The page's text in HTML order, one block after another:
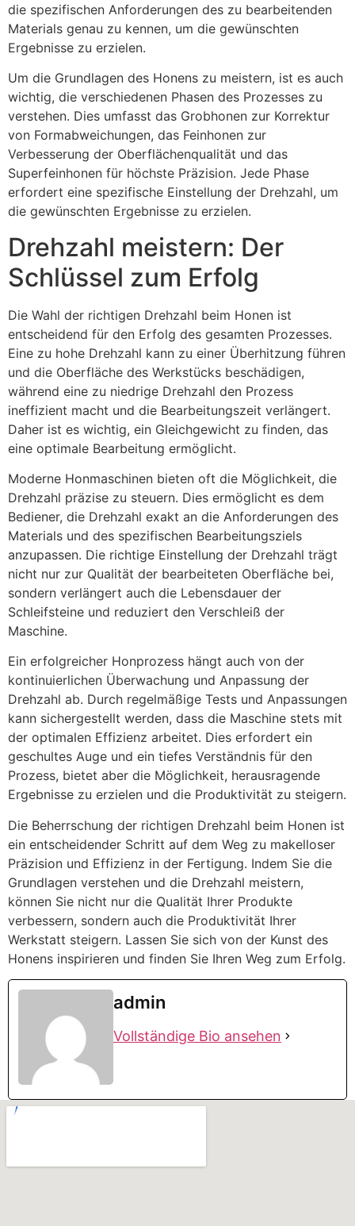
die spezifischen Anforderungen des zu bearbeitenden
Materials genau zu kennen, um die gewünschten
Ergebnisse zu erzielen.
Um die Grundlagen des Honens zu meistern, ist es auch
wichtig, die verschiedenen Phasen des Prozesses zu
verstehen. Dies umfasst das Grobhonen zur Korrektur
von Formabweichungen, das Feinhonen zur
Verbesserung der Oberflächenqualität und das
Superfeinhonen für höchste Präzision. Jede Phase
erfordert eine spezifische Einstellung der Drehzahl, um
die gewünschten Ergebnisse zu erzielen.
Drehzahl meistern: Der
Schlüssel zum Erfolg
Die Wahl der richtigen Drehzahl beim Honen ist
entscheidend für den Erfolg des gesamten Prozesses.
Eine zu hohe Drehzahl kann zu einer Überhitzung führen
und die Oberfläche des Werkstücks beschädigen,
während eine zu niedrige Drehzahl den Prozess
ineffizient macht und die Bearbeitungszeit verlängert.
Daher ist es wichtig, ein Gleichgewicht zu finden, das
eine optimale Bearbeitung ermöglicht.
Moderne Honmaschinen bieten oft die Möglichkeit, die
Drehzahl präzise zu steuern. Dies ermöglicht es dem
Bediener, die Drehzahl exakt an die Anforderungen des
Materials und des spezifischen Bearbeitungsziels
anzupassen. Die richtige Einstellung der Drehzahl trägt
nicht nur zur Qualität der bearbeiteten Oberfläche bei,
sondern verlängert auch die Lebensdauer der
Schleifsteine und reduziert den Verschleiß der
Maschine.
Ein erfolgreicher Honprozess hängt auch von der
kontinuierlichen Überwachung und Anpassung der
Drehzahl ab. Durch regelmäßige Tests und Anpassungen
kann sichergestellt werden, dass die Maschine stets mit
der optimalen Effizienz arbeitet. Dies erfordert ein
geschultes Auge und ein tiefes Verständnis für den
Prozess, bietet aber die Möglichkeit, herausragende
Ergebnisse zu erzielen und die Produktivität zu steigern.
Die Beherrschung der richtigen Drehzahl beim Honen ist
ein entscheidender Schritt auf dem Weg zu makelloser
Präzision und Effizienz in der Fertigung. Indem Sie die
Grundlagen verstehen und die Drehzahl meistern,
können Sie nicht nur die Qualität Ihrer Produkte
verbessern, sondern auch die Produktivität Ihrer
Werkstatt steigern. Lassen Sie sich von der Kunst des
Honens inspirieren und finden Sie Ihren Weg zum Erfolg.
admin
Vollständige Bio ansehen